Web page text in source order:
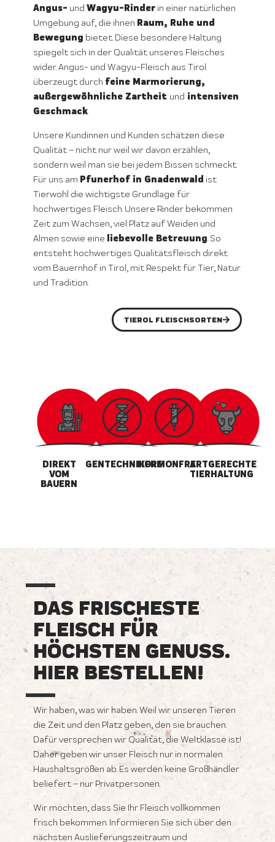
Angus- und Wagyu-Rinderin einer natürlichen
Umgebung auf, die ihnen Raum, Ruhe und
Bewegung bietet. Diese besondere Haltung
spiegelt sich in der Qualität unseres Fleisches
wider. Angus- und Wagyu-Fleisch aus Tirol
überzeugt durch feine Marmorierung,
außergewöhnliche Zartheit und intensiven
Geschmack.
Unsere Kundinnen und Kunden schätzen diese
Qualität – nicht nur weil wir davon erzählen,
sondern weil man sie bei jedem Bissen schmeckt.
Für uns am Pfunerhof in Gnadenwald ist
Tierwohl die wichtigste Grundlage für
hochwertiges Fleisch. Unsere Rinder bekommen
Zeit zum Wachsen, viel Platz auf Weiden und
Almen sowie eine liebevolle Betreuung. So
entsteht hochwertiges Qualitätsfleisch direkt
vom Bauernhof in Tirol, mit Respekt für Tier, Natur
und Tradition.
TIEROL FLEISCHSORTEN
DIREKT
VOM
BAUERN
GENTECHNIKFREIHORMONFREIARTGERECHTE
TIERHALTUNG
DAS FRISCHESTE
FLEISCH FÜR
HÖCHSTEN GENUSS.
HIER BESTELLEN!
Wir haben, was wir haben. Weil wir unseren Tieren
die Zeit und den Platz geben, den sie brauchen.
Dafür versprechen wir Qualität, die Weltklasse ist!
Daher geben wir unser Fleisch nur in normalen
Haushaltsgrößen ab. Es werden keine Großhändler
beliefert – nur Privatpersonen.
Wir möchten, dass Sie Ihr Fleisch vollkommen
frisch bekommen. Informieren Sie sich über den
nächsten Auslieferungszeitraum und